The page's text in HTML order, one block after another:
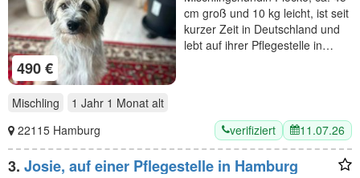
490 €
cm groß und 10 kg leicht, ist seit
kurzer Zeit in Deutschland und
lebt auf ihrer Pflegestelle in…
Mischling 1 Jahr 1 Monat alt
22115 Hamburg
verifiziert 11.07.26
3. Josie, auf einer Pflegestelle in Hamburg